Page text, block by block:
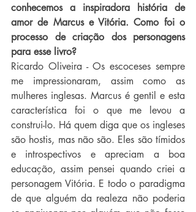
conhecemos a inspiradora história de
amor de Marcus e Vitória. Como foi o
processo de criação dos personagens
para esse livro?
Ricardo Oliveira - Os escoceses sempre
me impressionaram, assim como as
mulheres inglesas. Marcus é gentil e esta
característica foi o que me levou a
construi-lo. Há quem diga que os ingleses
são hostis, mas não são. Eles são tímidos
e introspectivos e apreciam a boa
educação, assim pensei quando criei a
personagem Vitória. E todo o paradigma
de que alguém da realeza não poderia